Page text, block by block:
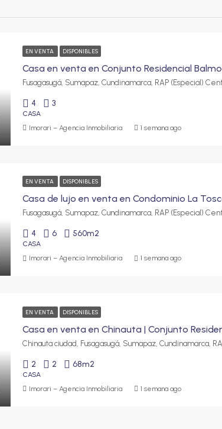
EN VENTA DISPONIBLES
4 3
CASA
Imorari – Agencia Inmobiliaria 1 semana ago
EN VENTA DISPONIBLES
4 6 560m2
CASA
Imorari – Agencia Inmobiliaria 1 semana ago
EN VENTA DISPONIBLES
2 2 68m2
CASA
Imorari – Agencia Inmobiliaria 1 semana ago